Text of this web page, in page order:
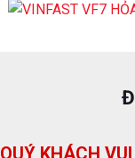
QUÝ KHÁCH